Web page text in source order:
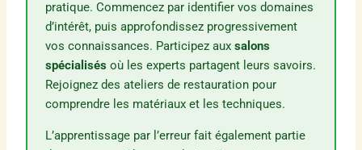
pratique. Commencez par identifier vos domaines
d’intérêt, puis approfondissez progressivement
vos connaissances. Participez auxsalons
spécialisés où les experts partagent leurs savoirs.
Rejoignez des ateliers de restauration pour
comprendre les matériaux et les techniques.
L’apprentissage par l’erreur fait également partie